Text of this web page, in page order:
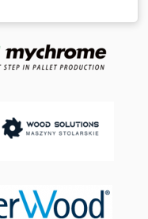
transportruller,
bærruller -
trommel
150 mm -Opptak: Ø
-Pris: per